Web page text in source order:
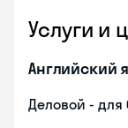
Услуги и
Английский
Деловой - для